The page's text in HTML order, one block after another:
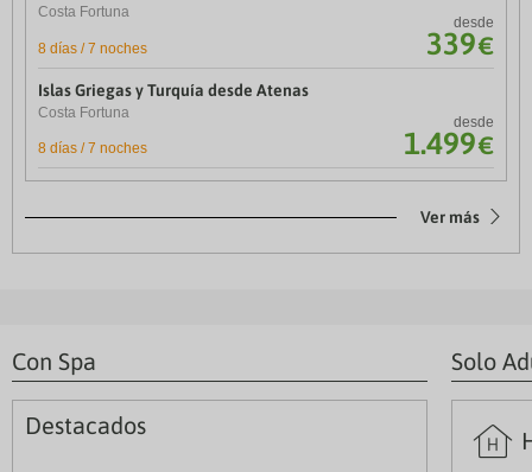
Costa Fortuna
8 días / 7 noches
desde
339€
Islas Griegas y Turquía desde Atenas
Costa Fortuna
8 días / 7 noches
desde
1.499€
Ver más
21€
Málaga - Madrid
Ida y vuelta
31€
Con Spa
Destacados
Solo
4